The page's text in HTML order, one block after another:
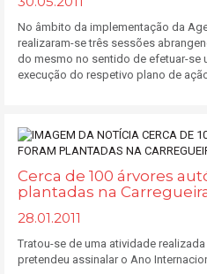
No âmbito da implementação da
realizaram-se três sessões
do mesmo no sentido de efetuar-se
execução do respetivo plano de
Cerca de 100 árvores
plantadas na
28.01.2011
Tratou-se de uma atividade
pretendeu assinalar o Ano